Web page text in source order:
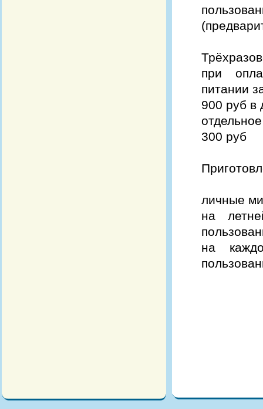
при
питании
900 руб в
300 руб
личные
на
на